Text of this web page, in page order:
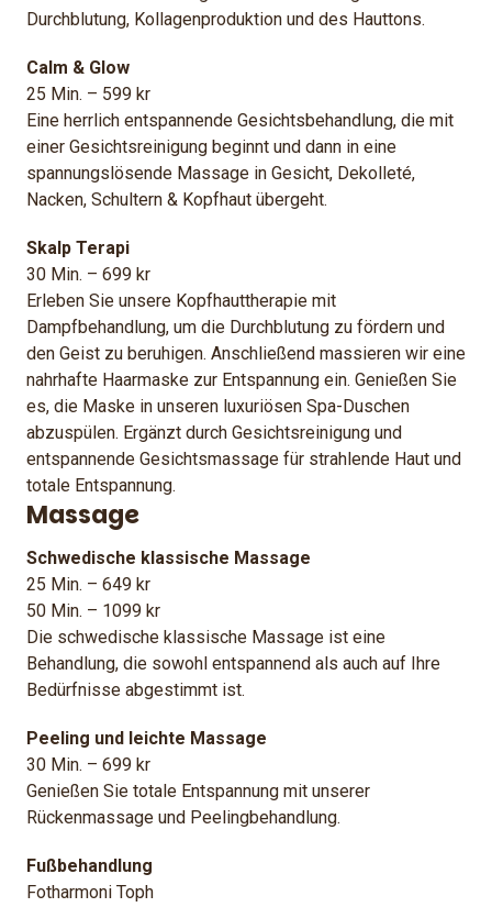
Durchblutung, Kollagenproduktion und des Hauttons.
Calm & Glow
25 Min. – 599 kr
Eine herrlich entspannende Gesichtsbehandlung, die mit
einer Gesichtsreinigung beginnt und dann in eine
spannungslösende Massage in Gesicht, Dekolleté,
Nacken, Schultern & Kopfhaut übergeht.
Skalp Terapi
30 Min. – 699 kr
Erleben Sie unsere Kopfhauttherapie mit
Dampfbehandlung, um die Durchblutung zu fördern und
den Geist zu beruhigen. Anschließend massieren wir eine
nahrhafte Haarmaske zur Entspannung ein. Genießen Sie
es, die Maske in unseren luxuriösen Spa-Duschen
abzuspülen. Ergänzt durch Gesichtsreinigung und
entspannende Gesichtsmassage für strahlende Haut und
totale Entspannung.
Massage
Schwedische klassische Massage
25 Min. – 649 kr
50 Min. – 1099 kr
Die schwedische klassische Massage ist eine
Behandlung, die sowohl entspannend als auch auf Ihre
Bedürfnisse abgestimmt ist.
Peeling und leichte Massage
30 Min. – 699 kr
Genießen Sie totale Entspannung mit unserer
Rückenmassage und Peelingbehandlung.
Fußbehandlung
Fotharmoni Toph